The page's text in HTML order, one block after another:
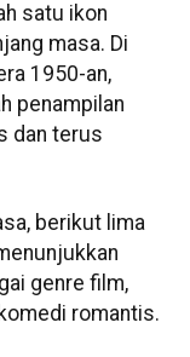
satu ikon
masa. Di
1950-an,
penampilan
dan terus
berikut lima
genre film,
romantis.